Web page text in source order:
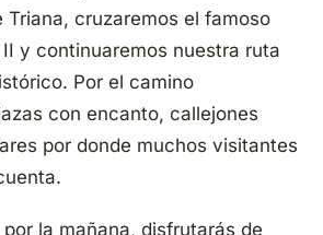
Triana, cruzaremos el famoso
y continuaremos nuestra ruta
Por el camino
con encanto, callejones
por donde muchos visitantes
la mañana, disfrutarás de